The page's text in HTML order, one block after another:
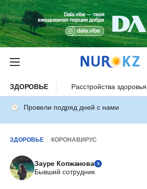
ЗДОРОВЬЕ Расстройства здоровья
Провели подряд дней с нами
ЗДОРОВЬЕ КОРОНАВИРУС
Зауре Копжанова
Бывший сотрудник